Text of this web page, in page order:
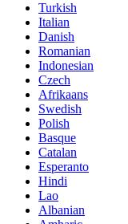
Turkish
Italian
Danish
Romanian
Indonesian
Czech
Afrikaans
Swedish
Polish
Basque
Catalan
Esperanto
Hindi
Lao
Albanian